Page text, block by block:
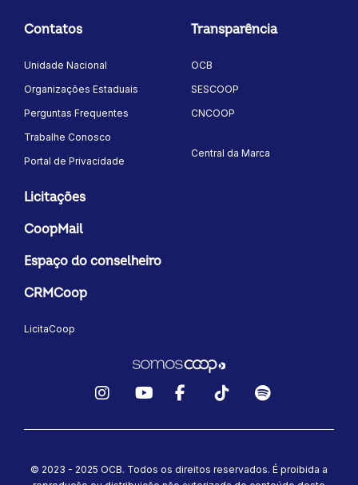
Contatos
Unidade Nacional
Organizações Estaduais
Perguntas Frequentes
Trabalhe Conosco
Portal de Privacidade
Transparência
OCB
SESCOOP
CNCOOP
Central da Marca
Licitações
CoopMail
Espaço do conselheiro
CRMCoop
LicitaCoop
© 2023 - 2025 OCB. Todos os direitos reservados. É proibida a